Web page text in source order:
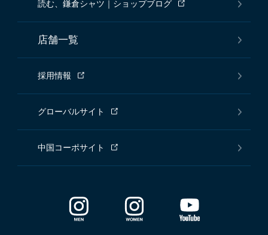
読む、鎌倉シャツ｜ショップブログ
店舗一覧
採用情報
グローバルサイト
中国コーポサイト